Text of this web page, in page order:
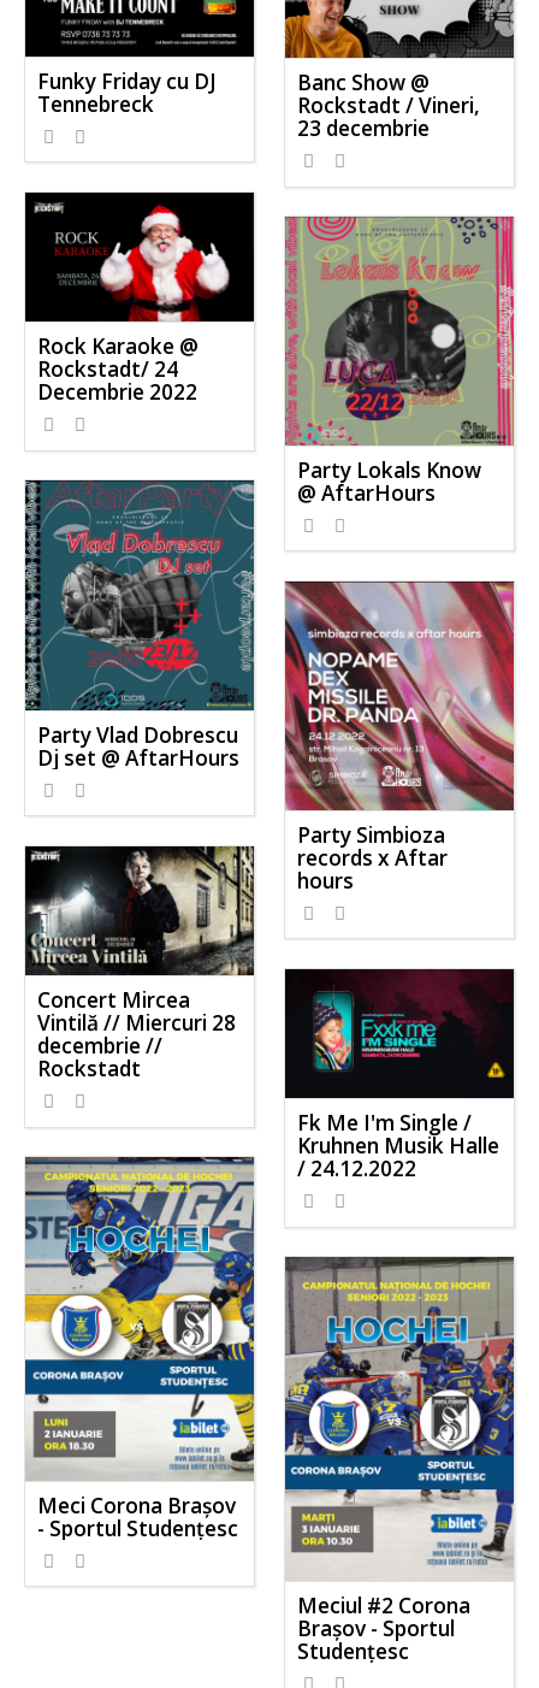
Funky Friday cu DJ
Tennebreck
Banc Show @
Rockstadt / Vineri,
23 decembrie
Rock Karaoke @
Rockstadt/ 24
Decembrie 2022
Party Lokals Know
@ AftarHours
Party Vlad Dobrescu
Dj set @ AftarHours
Party Simbioza
records x Aftar
hours
Concert Mircea
Vintilă // Miercuri 28
decembrie //
Rockstadt
Fk Me I'm Single /
Kruhnen Musik Halle
/ 24.12.2022
Meci Corona Brașov
- Sportul Studențesc
Meciul #2 Corona
Brașov - Sportul
Studențesc